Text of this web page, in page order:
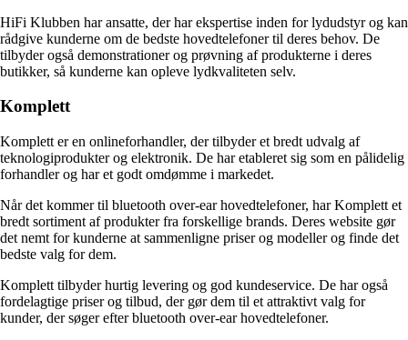
HiFi Klubben har ansatte, der har ekspertise inden for lydudstyr og kan
rådgive kunderne om de bedste hovedtelefoner til deres behov. De
tilbyder også demonstrationer og prøvning af produkterne i deres
butikker, så kunderne kan opleve lydkvaliteten selv.
Komplett
Komplett er en onlineforhandler, der tilbyder et bredt udvalg af
teknologiprodukter og elektronik. De har etableret sig som en pålidelig
forhandler og har et godt omdømme i markedet.
Når det kommer til bluetooth over-ear hovedtelefoner, har Komplett et
bredt sortiment af produkter fra forskellige brands. Deres website gør
det nemt for kunderne at sammenligne priser og modeller og finde det
bedste valg for dem.
Komplett tilbyder hurtig levering og god kundeservice. De har også
fordelagtige priser og tilbud, der gør dem til et attraktivt valg for
kunder, der søger efter bluetooth over-ear hovedtelefoner.